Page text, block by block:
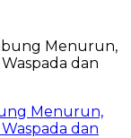
Menurun,
dan